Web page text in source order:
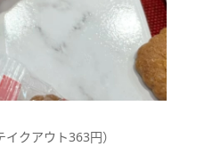
クアウト363円）